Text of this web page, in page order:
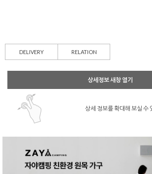
DELIVERY RELATION
상세정보 새창 열기
상세 정보를 확대해 보실 수